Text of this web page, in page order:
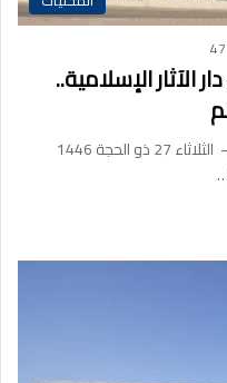
47
معالم الكويت (6): دار الآثار الإسلامية..
جريدة الوفاق – السنة الثانية (العدد 312) – الثلاثاء 27 ذو الحجة 1446